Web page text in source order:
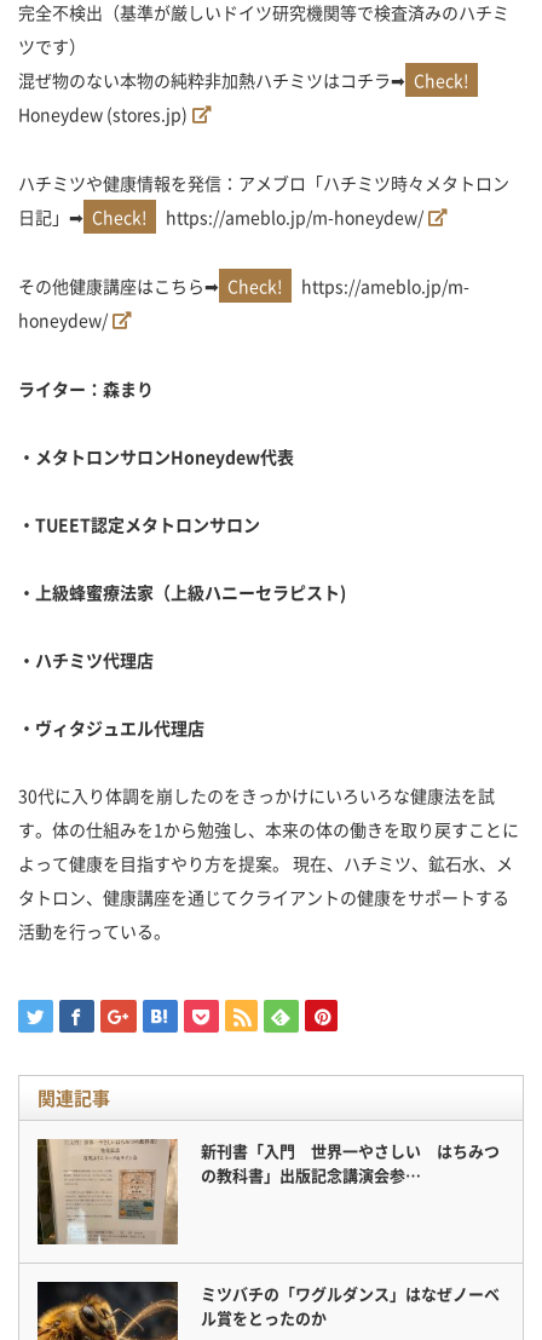
完全不検出（基準が厳しいドイツ研究機関等で検査済みのハチミ
ツです）
混ぜ物のない本物の純粋非加熱ハチミツはコチラ➡
Honeydew (stores.jp)
ハチミツや健康情報を発信：アメブロ「ハチミツ時々メタトロン
日記」➡
https://ameblo.jp/m-honeydew/
その他健康講座はこちら➡
https://ameblo.jp/m-
honeydew/
ライター：森まり
・メタトロンサロンHoneydew代表
・TUEET認定メタトロンサロン
・上級蜂蜜療法家（上級ハニーセラピスト)
・ハチミツ代理店
・ヴィタジュエル代理店
30代に入り体調を崩したのをきっかけにいろいろな健康法を試
す。体の仕組みを1から勉強し、本来の体の働きを取り戻すことに
よって健康を目指すやり方を提案。 現在、ハチミツ、鉱石水、メ
タトロン、健康講座を通じてクライアントの健康をサポートする
活動を行っている。
関連記事
新刊書「入門 世界一やさしい はちみつ
の教科書」出版記念講演会参…
ミツバチの「ワグルダンス」はなぜノーベ
ル賞をとったのか